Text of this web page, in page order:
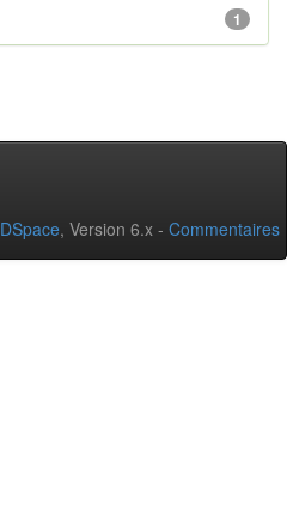
1
DSpace, Version 6.x - Commentaires